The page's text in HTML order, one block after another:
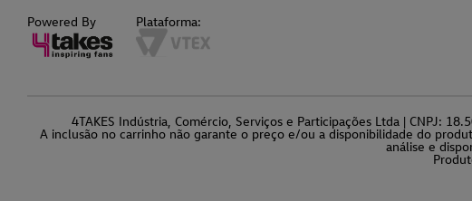
Powered By Plataforma:
4TAKES Indústria, Comércio, Serviços e Participações Ltda | CNPJ:
A inclusão no carrinho não garante o preço e/ou a disponibilidade do
análise e